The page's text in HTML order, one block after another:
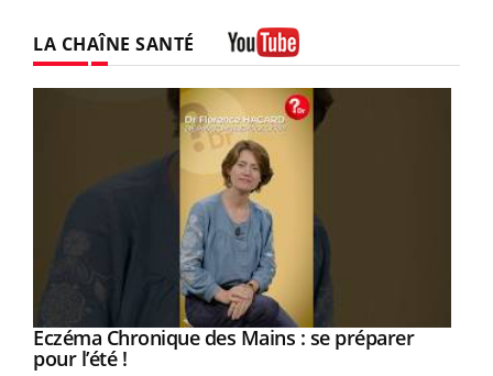
LA CHAÎNE SANTÉ
Youtube
Eczéma Chronique des Mains : se préparer
pour l’été !Youtube